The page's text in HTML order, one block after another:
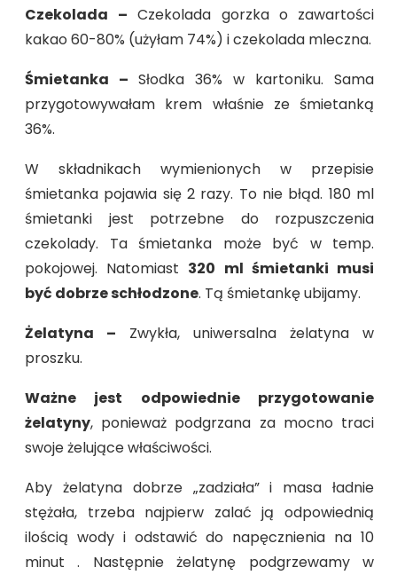
Czekolada – Czekolada gorzka o zawartości
kakao 60-80% (użyłam 74%) i czekolada mleczna.
Śmietanka – Słodka 36% w kartoniku. Sama
przygotowywałam krem właśnie ze śmietanką
36%.
W składnikach wymienionych w przepisie
śmietanka pojawia się 2 razy. To nie błąd. 180 ml
śmietanki jest potrzebne do rozpuszczenia
czekolady. Ta śmietanka może być w temp.
pokojowej. Natomiast 320 ml śmietanki musi
być dobrze schłodzone. Tą śmietankę ubijamy.
Żelatyna – Zwykła, uniwersalna żelatyna w
proszku.
Ważne jest odpowiednie przygotowanie
żelatyny, ponieważ podgrzana za mocno traci
swoje żelujące właściwości.
Aby żelatyna dobrze „zadziała” i masa ładnie
stężała, trzeba najpierw zalać ją odpowiednią
ilością wody i odstawić do napęcznienia na 10
minut . Następnie żelatynę podgrzewamy w